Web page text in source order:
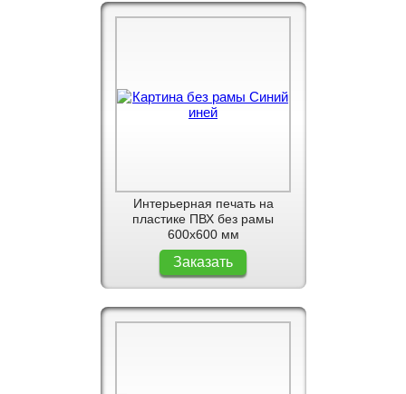
Интерьерная печать на
пластике ПВХ без рамы
600x600 мм
Заказать